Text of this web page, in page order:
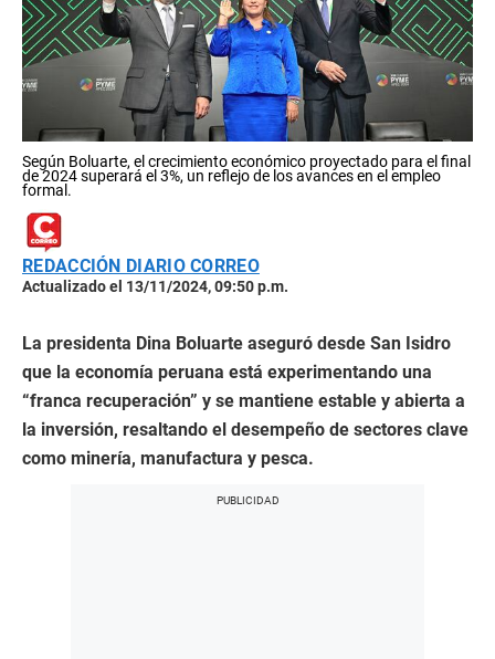
Según Boluarte, el crecimiento económico proyectado para el final
de 2024 superará el 3%, un reflejo de los avances en el empleo
formal.
REDACCIÓN DIARIO CORREO
Actualizado el 13/11/2024, 09:50 p.m.
La presidenta Dina Boluarte aseguró desde San Isidro
que la economía peruana está experimentando una
“franca recuperación” y se mantiene estable y abierta a
la inversión, resaltando el desempeño de sectores clave
como minería, manufactura y pesca.